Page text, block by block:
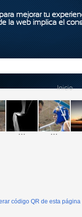
mejorar tu
la web implica el
Inicio
... ...
código QR de esta página